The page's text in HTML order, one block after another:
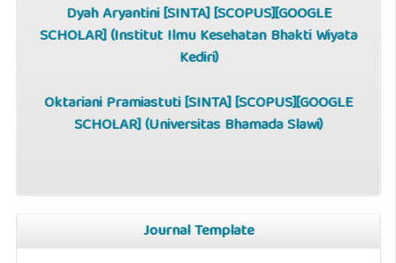
Dyah Aryantini [SINTA] [SCOPUS][GOOGLE
SCHOLAR] (Institut Ilmu Kesehatan Bhakti Wiyata
Kediri)
Oktariani Pramiastuti [SINTA] [SCOPUS][GOOGLE
SCHOLAR] (Universitas Bhamada Slawi)
Journal Template